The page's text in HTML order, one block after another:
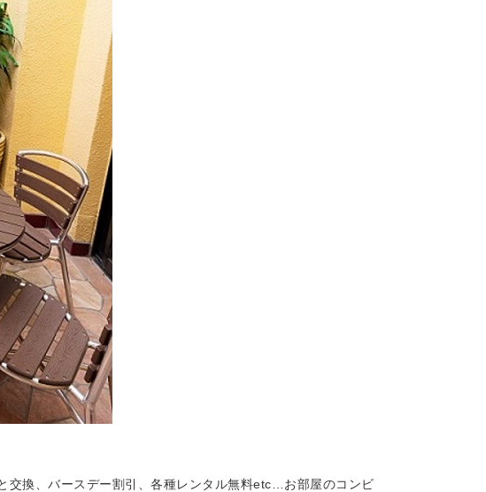
交換 バースデー割引 各種レンタル無料etc…お部屋のコンビ